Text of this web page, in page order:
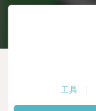
工具